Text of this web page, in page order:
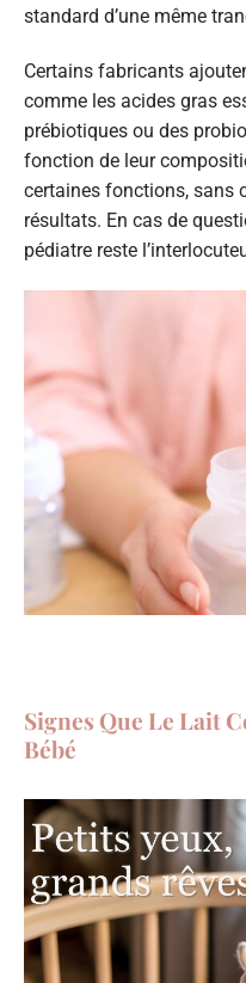
standard d’une même
Certains fabricants
comme les acides gras
prébiotiques ou des
fonction de leur
certaines fonctions, sans
résultats. En cas de
pédiatre reste
Signes Que Le Lait
Bébé